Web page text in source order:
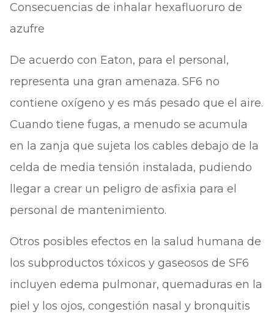
Consecuencias de inhalar hexafluoruro de
azufre
De acuerdo con Eaton, para el personal,
representa una gran amenaza. SF6 no
contiene oxígeno y es más pesado que el aire.
Cuando tiene fugas, a menudo se acumula
en la zanja que sujeta los cables debajo de la
celda de media tensión instalada, pudiendo
llegar a crear un peligro de asfixia para el
personal de mantenimiento.
Otros posibles efectos en la salud humana de
los subproductos tóxicos y gaseosos de SF6
incluyen edema pulmonar, quemaduras en la
piel y los ojos, congestión nasal y bronquitis